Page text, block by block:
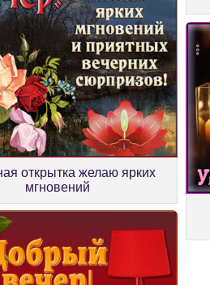
открытка желаю ярких
мгновений